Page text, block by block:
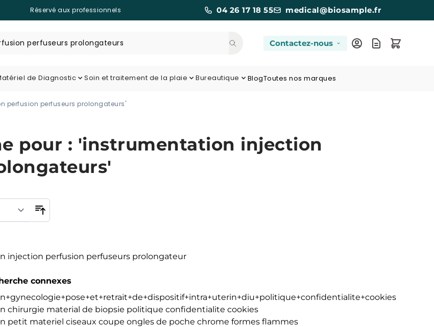
Réservé aux professionnels 04 26 17 18 55
medical@biosample.fr
Contactez-nous
de Diagnostic Soin et traitement de la plaie Bureautique BlogToutes nos marques
perfusion perfuseurs prolongateurs'
pour : 'instrumentation injection
injection perfusion perfuseurs prolongateur
connexes
chirurgie material de biopsie politique confidentialite cookies
petit materiel ciseaux coupe ongles de poche chrome formes flammes